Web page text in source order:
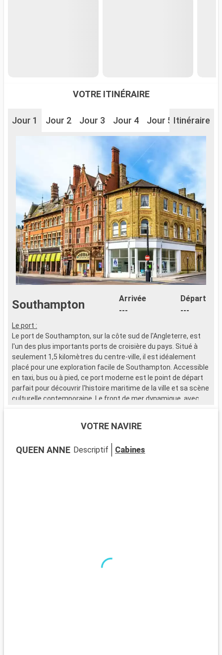
VOTRE ITINÉRAIRE
Jour 1 Jour 2 Jour 3 Jour 4 Jour 5 Itinéraire
Southampton
Arrivée
---
Départ
---
Le port :
Le port de Southampton, sur la côte sud de l'Angleterre, est
l'un des plus importants ports de croisière du pays. Situé à
seulement 1,5 kilomètres du centre-ville, il est idéalement
placé pour une exploration facile de Southampton. Accessible
en taxi, bus ou à pied, ce port moderne est le point de départ
parfait pour découvrir l'histoire maritime de la ville et sa scène
culturelle contemporaine. Le front de mer dynamique, avec
Southampton, ville portuaire chargée d'histoire, est riche en
Les environs de Southampton proposent de nombreuses
VOTRE NAVIRE
QUEEN ANNE Descriptif Cabines